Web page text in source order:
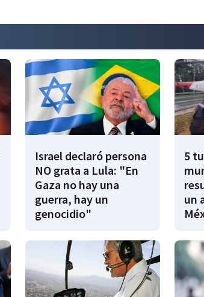
Israel declaró persona
NO grata a Lula: "En
Gaza no hay una
guerra, hay un
genocidio"
5
un